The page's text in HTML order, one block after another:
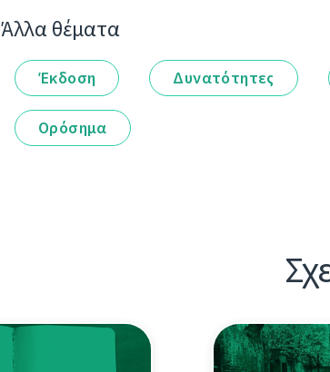
Άλλα θέματα
Έκδοση Δυνατότητες
Ορόσημα